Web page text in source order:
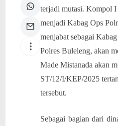
terjadi mutasi. Kompol
menjadi Kabag Ops
menjabat sebagai
Polres Buleleng, akan
Made Mistanada akan
ST/12/I/KEP/2025
tersebut.
Sebagai bagian dari